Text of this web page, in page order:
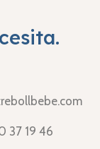
37 19 46